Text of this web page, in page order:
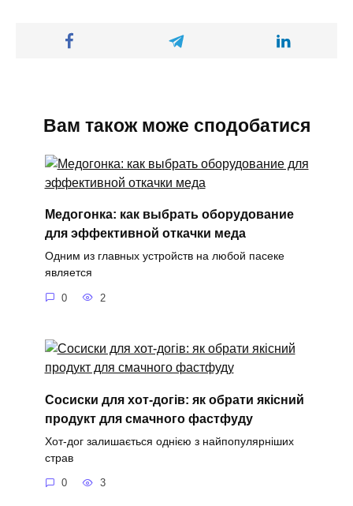
Вам також може сподобатися
Медогонка: как выбрать оборудование
для эффективной откачки меда
Одним из главных устройств на любой пасеке
является
0 2
Сосиски для хот-догів: як обрати якісний
продукт для смачного фастфуду
Хот-дог залишається однією з найпопулярніших
страв
0 3